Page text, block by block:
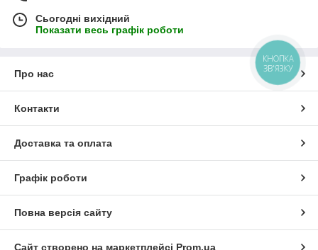
Сьогодні вихідний
Показати весь графік роботи
Про нас
Контакти
Доставка та оплата
Графік роботи
Повна версія сайту
Сайт створено на маркетплейсі Prom.ua
КНОПКА
ЗВ'ЯЗКУ